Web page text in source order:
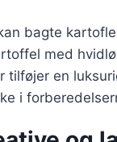
bagte
med
tilføjer en
i